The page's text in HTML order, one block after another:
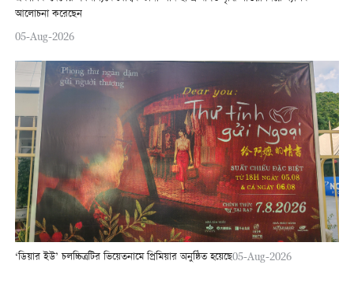
আলোচনা করেছেন
05-Aug-2026
‘ডিয়ার ইউ’ চলচ্চিত্রটির ভিয়েতনামে প্রিমিয়ার অনুষ্ঠিত হয়েছে05-Aug-2026